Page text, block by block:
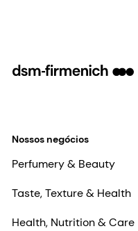
Nossos negócios
Perfumery & Beauty
Taste, Texture & Health
Health, Nutrition & Care